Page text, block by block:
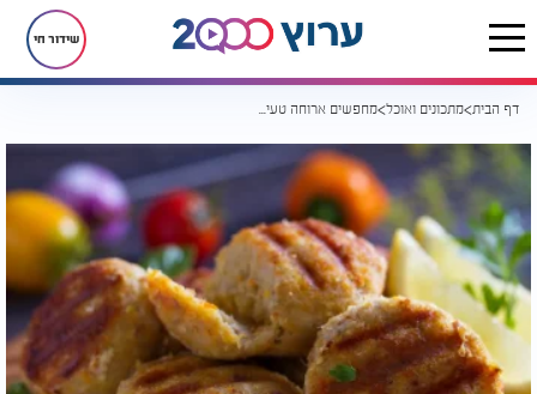
שידור חי
דף הבית מתכונים ואוכל מחפשים ארוחה טעימה ובריאה? קציצות הקינואה והטונה שכולם יבקשו שוב